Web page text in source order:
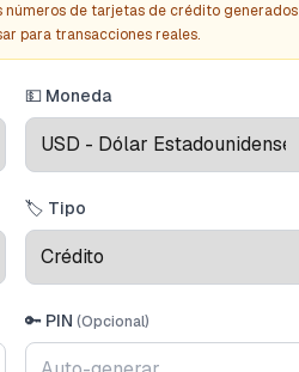
números de tarjetas de crédito generados
para transacciones reales.
💵 Moneda
🏷️ Tipo
🔑 PIN (Opcional)